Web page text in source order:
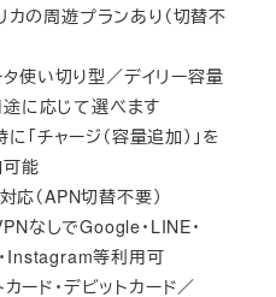
カの周遊プランあり（切替不
使い切り型／デイリー容量
に応じて選べます
「チャージ（容量追加）」を
能
（APN切替不要）
なしでGoogle・LINE・
Instagram等利用可
ード・デビットカード／